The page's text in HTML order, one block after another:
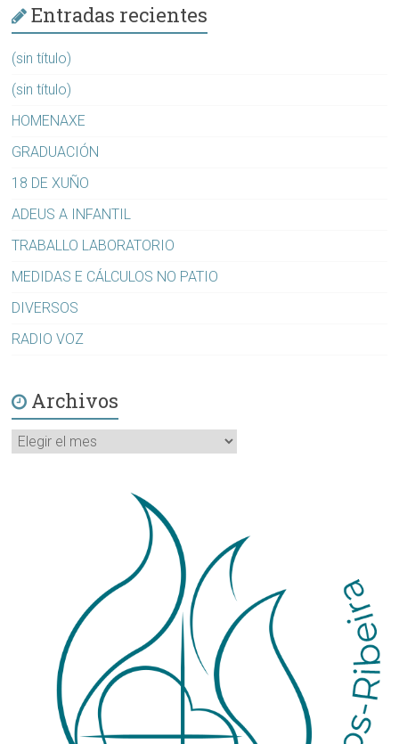
Entradas recientes
(sin título)
(sin título)
HOMENAXE
GRADUACIÓN
18 DE XUÑO
ADEUS A INFANTIL
TRABALLO LABORATORIO
MEDIDAS E CÁLCULOS NO PATIO
DIVERSOS
RADIO VOZ
Archivos
Archivos